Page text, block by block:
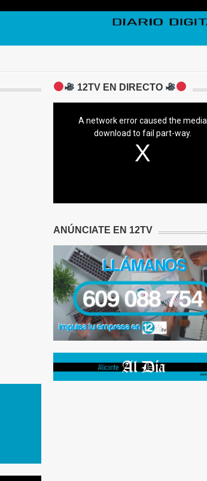
12TV EN DIRECTO
A network error caused the media
download to fail part-way.
ANÚNCIATE EN 12TV